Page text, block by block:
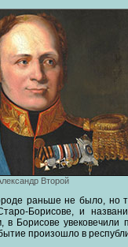
Второй
раньше не было, но
Борисове, и
Борисове увековечили
произошло в